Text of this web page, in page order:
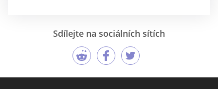
Sdílejte na sociálních sítích